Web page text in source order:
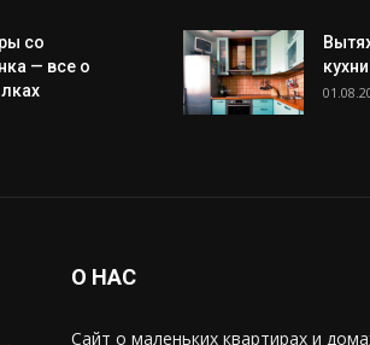
со
— все о
кухни
О НАС
Сайт о маленьких квартирах и